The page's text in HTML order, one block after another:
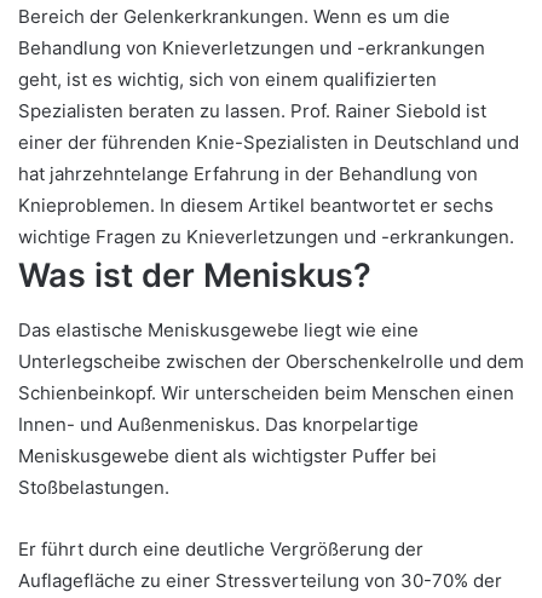
Bereich der Gelenkerkrankungen. Wenn es um die
Behandlung von Knieverletzungen und -erkrankungen
geht, ist es wichtig, sich von einem qualifizierten
Spezialisten beraten zu lassen. Prof. Rainer Siebold ist
einer der führenden Knie-Spezialisten in Deutschland und
hat jahrzehntelange Erfahrung in der Behandlung von
Knieproblemen. In diesem Artikel beantwortet er sechs
wichtige Fragen zu Knieverletzungen und -erkrankungen.
Was ist der Meniskus?
Das elastische Meniskusgewebe liegt wie eine
Unterlegscheibe zwischen der Oberschenkelrolle und dem
Schienbeinkopf. Wir unterscheiden beim Menschen einen
Innen- und Außenmeniskus. Das knorpelartige
Meniskusgewebe dient als wichtigster Puffer bei
Stoßbelastungen.
Er führt durch eine deutliche Vergrößerung der
Auflagefläche zu einer Stressverteilung von 30-70% der